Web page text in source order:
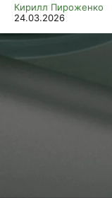
Кирилл Пироженко
24.03.2026